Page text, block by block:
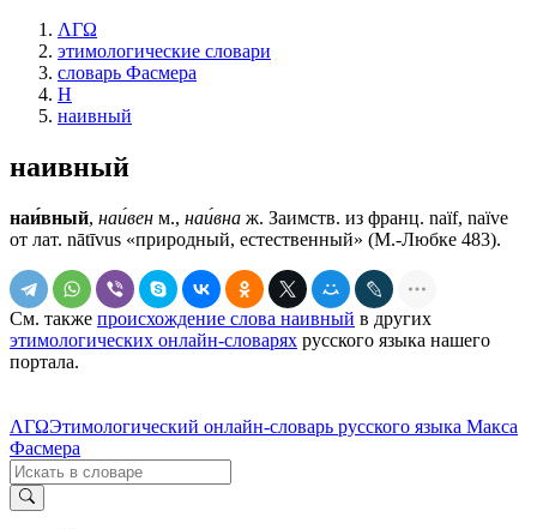
ΛΓΩ
этимологические словари
словарь Фасмера
Н
наивный
наивный
наи́вный, наи́вен м., наи́вна ж. Заимств. из франц. naïf, naïve
от лат. nātīvus «природный, естественный» (М.-Любке 483).
См. также происхождение слова наивный в других
этимологических онлайн-словарях русского языка нашего
портала.
ΛΓΩЭтимологический онлайн-словарь русского языка Макса
Фасмера